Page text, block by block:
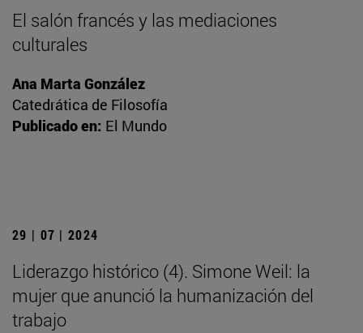
El salón francés y las mediaciones
culturales
Ana Marta González
Catedrática de Filosofía
Publicado en: El Mundo
29 | 07 | 2024
Liderazgo histórico (4). Simone Weil: la
mujer que anunció la humanización del
trabajo